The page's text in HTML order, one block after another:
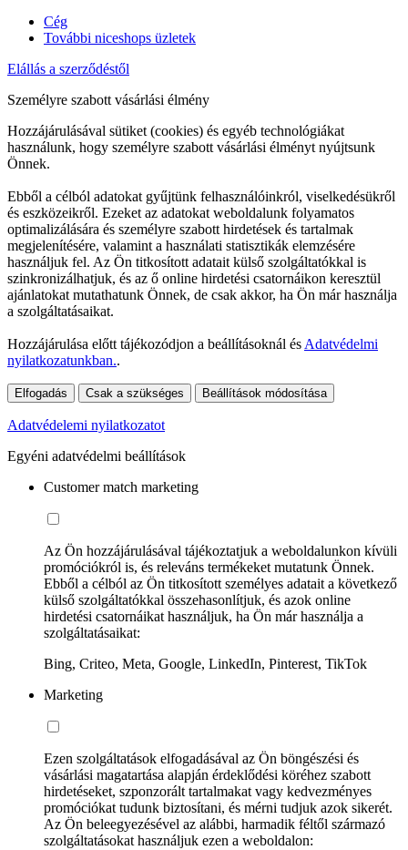
Cég
További niceshops üzletek
Elállás a szerződéstől
Személyre szabott vásárlási élmény
Hozzájárulásával sütiket (cookies) és egyéb technológiákat
használunk, hogy személyre szabott vásárlási élményt nyújtsunk
Önnek.
Ebből a célból adatokat gyűjtünk felhasználóinkról, viselkedésükről
és eszközeikről. Ezeket az adatokat weboldalunk folyamatos
optimalizálására és személyre szabott hirdetések és tartalmak
megjelenítésére, valamint a használati statisztikák elemzésére
használjuk fel. Az Ön titkosított adatait külső szolgáltatókkal is
szinkronizálhatjuk, és az ő online hirdetési csatornáikon keresztül
ajánlatokat mutathatunk Önnek, de csak akkor, ha Ön már használja
a szolgáltatásaikat.
Hozzájárulása előtt tájékozódjon a beállításoknál és Adatvédelmi
nyilatkozatunkban..
Elfogadás Csak a szükséges Beállítások módosítása
Adatvédelemi nyilatkozatot
Egyéni adatvédelmi beállítások
Customer match marketing
Az Ön hozzájárulásával tájékoztatjuk a weboldalunkon kívüli
promóciókról is, és releváns termékeket mutatunk Önnek.
Ebből a célból az Ön titkosított személyes adatait a következő
külső szolgáltatókkal összehasonlítjuk, és azok online
hirdetési csatornáikat használjuk, ha Ön már használja a
szolgáltatásaikat:
Bing, Criteo, Meta, Google, LinkedIn, Pinterest, TikTok
Marketing
Ezen szolgáltatások elfogadásával az Ön böngészési és
vásárlási magatartása alapján érdeklődési köréhez szabott
hirdetéseket, szponzorált tartalmakat vagy kedvezményes
promóciókat tudunk biztosítani, és mérni tudjuk azok sikerét.
Az Ön beleegyezésével az alábbi, harmadik féltől származó
szolgáltatásokat használjuk ezen a weboldalon: